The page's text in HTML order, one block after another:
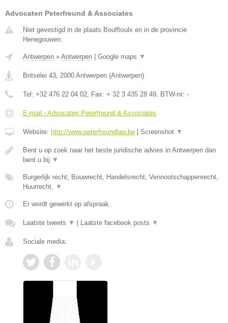
Advocaten Peterfreund & Associates
Niet gevestigd in de plaats Bouffioulx en in de provincie
Henegouwen.
Antwerpen » Antwerpen Google maps ▼
Britselei 43, 2000 Antwerpen (Antwerpen)
Tel: +32 476 22 04 02, Fax: + 32 3 435 28 49, BTW-nr: -
E-mail › Advocaten Peterfreund & Associates
Website: http://www.peterfreundlaw.be Screenshot ▼
Bent u op zoek naar het beste juridische advies in Antwerpen dan
bent u bij ▼
Burgerlijk recht, Bouwrecht, Handelsrecht, Vennootschappenrecht,
Huurrecht, ▼
Er wordt gewerkt op afspraak.
Laatste tweets ▼ Laatste facebook posts ▼
Sociale media: